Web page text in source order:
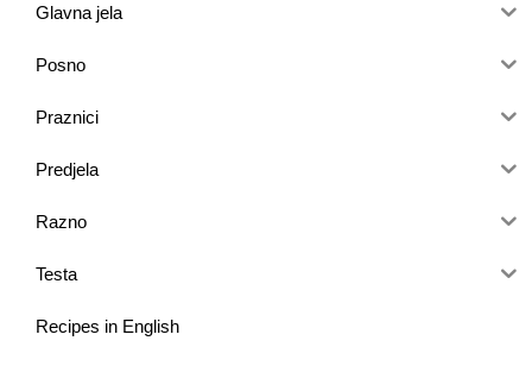
Glavna jela
Posno
Praznici
Predjela
Razno
Testa
Recipes in English